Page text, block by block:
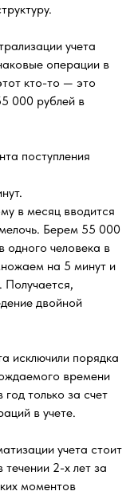
учета
операции в
кто-то — это
000 рублей в
поступления
в месяц вводится
Берем 55 000
одного человека в
на 5 минут и
двойной
исключили порядка
времени
только за счет
в учете.
учета стоит
2-х лет за
моментов